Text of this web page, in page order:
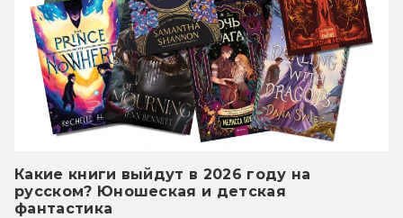
Какие книги выйдут в 2026 году на
русском? Юношеская и детская
фантастика